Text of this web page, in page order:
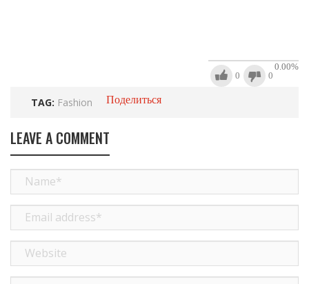
0.00%
0
0
TAG: Fashion Поделиться
LEAVE A COMMENT